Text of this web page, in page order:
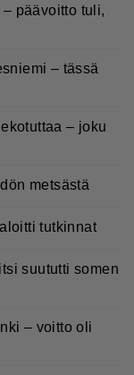
päävoitto tuli,
– tässä
– joku
metsästä
tutkinnat
suututti somen
– voitto oli